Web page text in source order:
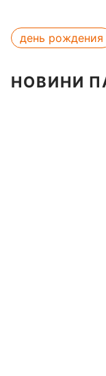
день рождения
НОВИНИ